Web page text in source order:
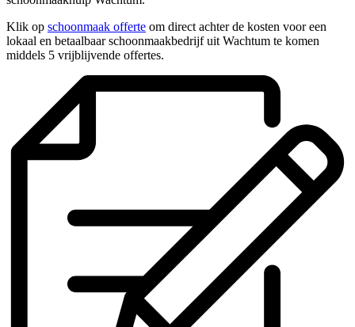
Klik op schoonmaak offerte om direct achter de kosten voor een
lokaal en betaalbaar schoonmaakbedrijf uit Wachtum te komen
middels 5 vrijblijvende offertes.